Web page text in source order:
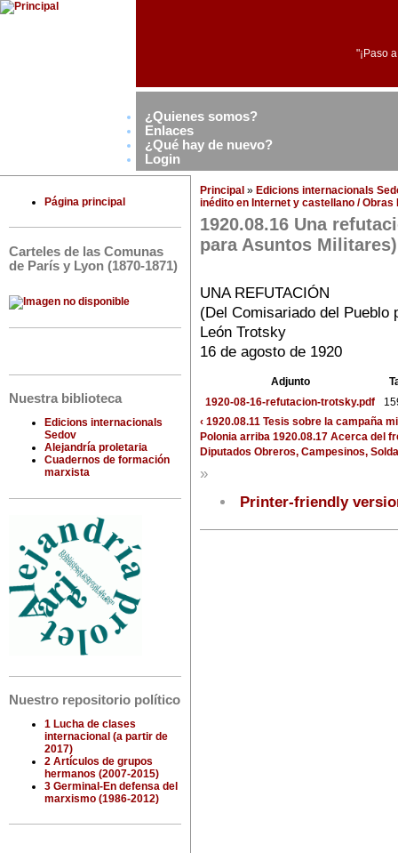
"¡Paso
¿Quienes somos?
Enlaces
¿Qué hay de nuevo?
Login
Página principal
Carteles de las Comunas
de París y Lyon (1870-1871)
Nuestra biblioteca
Edicions internacionals
Sedov
Alejandría proletaria
Cuadernos de formación
marxista
Nuestro repositorio político
1 Lucha de clases
internacional (a partir de
2017)
2 Artículos de grupos
hermanos (2007-2015)
3 Germinal-En defensa del
marxismo (1986-2012)
Principal » Edicions internacionals
inédito en Internet y castellano / Obras
1920.08.16 Una
para Asuntos Militares)
UNA REFUTACIÓN
(Del Comisariado del Pueblo
León Trotsky
16 de agosto de 1920
Adjunto
1920-08-16-refutacion-trotsky.pdf
‹ 1920.08.11 Tesis sobre la campaña
Polonia arriba 1920.08.17 Acerca del
Diputados Obreros, Campesinos,
»
Printer-friendly